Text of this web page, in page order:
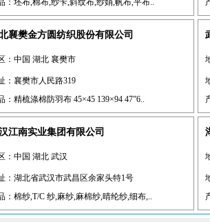
：坯布,棉布,纱卡,斜纹布,纱娟,帆布,平布..
襄樊金方圆纺织股份有限公司
：中国 湖北 襄樊市
：襄樊市人民路319
：精梳涤棉防羽布 45×45 139×94 47”6..
江南实业集团有限公司
：中国 湖北 武汉
：湖北省武汉市武昌区余家头特1号
：棉纱,T/C 纱,麻纱,麻棉纱,晴纶纱,细布,..